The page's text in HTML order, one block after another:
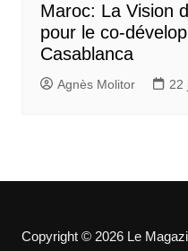
Maroc: La Vision
pour le co-
Casablanca
Agnès Molitor 22
Copyright © 2026 Le